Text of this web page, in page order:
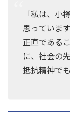
「私は、小
思っていま
正直である
に、社会の
抵抗精神で